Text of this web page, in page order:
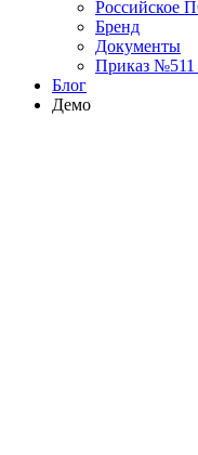
Российское
Бренд
Документы
Приказ
Блог
Демо